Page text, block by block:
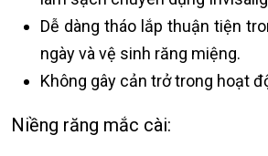
Dễ dàng tháo lắp thuận tiện
ngày và vệ sinh răng miệng.
Không gây cản trở trong hoạt
Niềng răng mắc cài: